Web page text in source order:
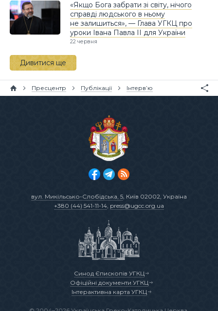
«Якщо Бога забрати зі світу, нічого
справді людського в ньому
не залишиться», — Глава УГКЦ про
уроки Івана Павла II для України
22 червня
Дивитися ще
Пресцентр Публікації Інтерв’ю
вул. Микільсько-Слобідська, 5, Київ 02002, Україна
+380 (44) 541-11-14, press@ugcc.org.ua
Синод Єпископів УГКЦ
Офіційні документи УГКЦ
Інтерактивна карта УГКЦ